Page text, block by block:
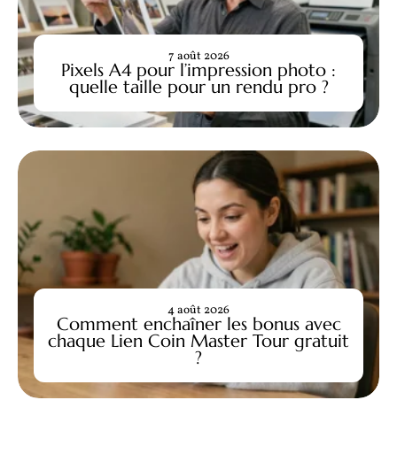
Pixels A4 pour l’impression photo :
quelle taille pour un rendu pro ?
7 août 2026
Comment enchaîner les bonus avec
chaque Lien Coin Master Tour gratuit
?
4 août 2026